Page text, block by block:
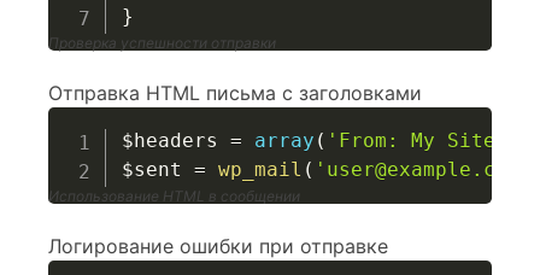
}
Проверка успешности отправки
Отправка HTML письма с заголовками
$headers = array ( 'From: My Site
$sent
= wp_mail ( 'user@example.com'
Использование HTML в сообщении
Логирование ошибки при отправке